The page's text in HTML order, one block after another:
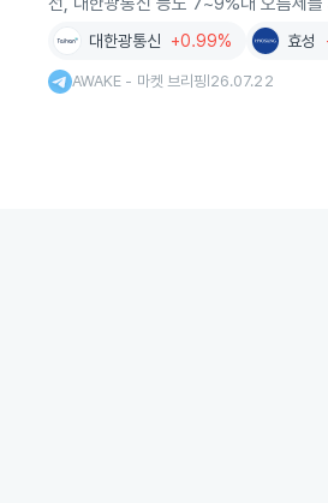
대한광통신 +0.99% 효성
AWAKE - 마켓 브리핑 26.07.22